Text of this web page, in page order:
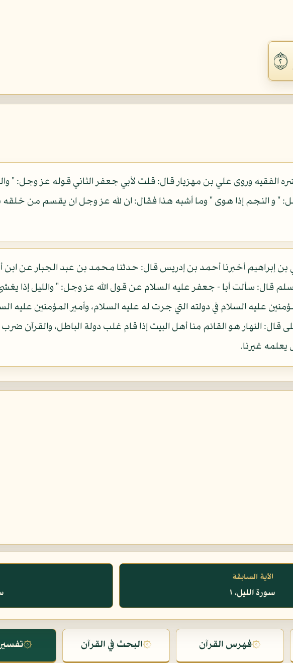
الفقيه وروى علي بن مهزيار قال: قلت لأبي جعفر الثاني قوله عز وجل: "
" و النجم إذا هوى " وما أشبه هذا فقال: ان لله عز وجل ان يقسم من خلقه
بن إبراهيم أخبرنا أحمد بن إدريس قال: حدثنا محمد بن عبد الجبار عن
قال: سألت أبا - جعفر عليه السلام عن قول الله عز وجل: " والليل إذا يغشى
عليه السلام في دولته التي جرت له عليه السلام، وأمير المؤمنين عليه
قال: النهار هو القائم منا أهل البيت إذا قام غلب دولة الباطل، والقرآن
غيرنا.
الآية السابقة
سورة الليل، ١
۞فهرس القرآن ۞البحث في القرآن ۞